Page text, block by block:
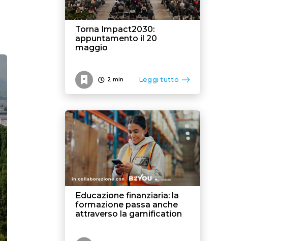
Torna Impact2030:
appuntamento il 20
maggio
2 min Leggi tutto
Educazione finanziaria: la
formazione passa anche
attraverso la gamification